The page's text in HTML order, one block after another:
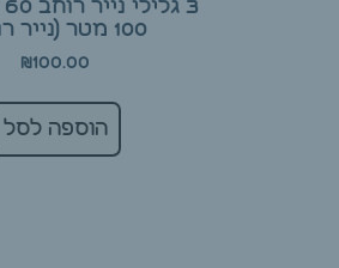
100 מטר (נייר רופא)
₪100.00
הוספה לסל